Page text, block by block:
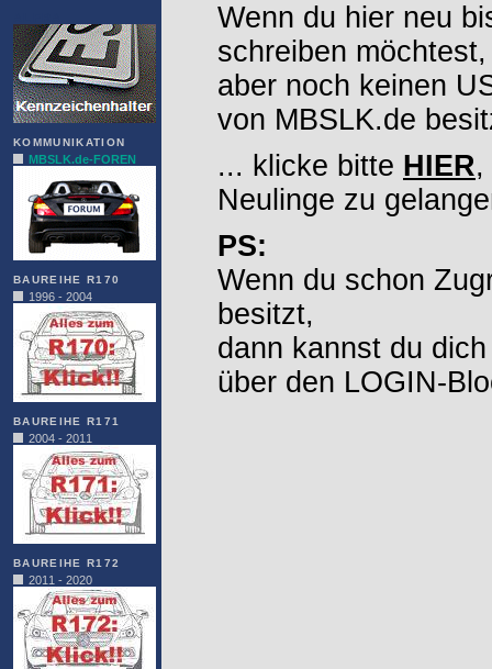
KOMMUNIKATION
MBSLK.de-FOREN
BAUREIHE R170
1996 - 2004
BAUREIHE R171
2004 - 2011
BAUREIHE R172
2011 - 2020
Wenn du hier neu
schreiben möchtest,
aber noch keinen
von MBSLK.de
... klicke bitte HIER,
Neulinge zu
PS:
Wenn du schon
besitzt,
dann kannst du
über den LOGIN-